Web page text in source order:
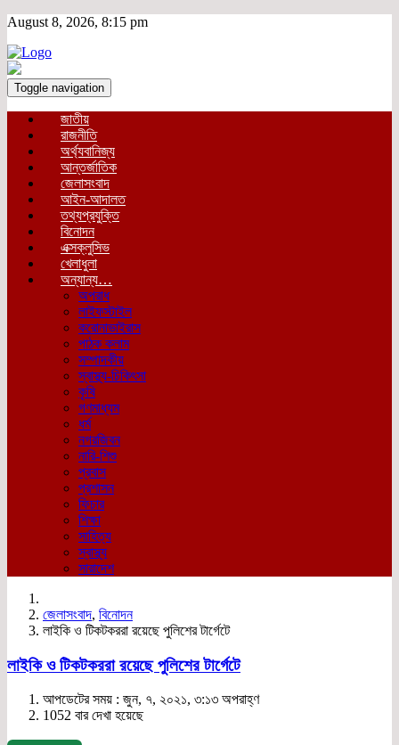
August 8, 2026, 8:15 pm
Toggle navigation
জাতীয়
রাজনীতি
অর্থ্যবানিজ্য
আন্তর্জাতিক
জেলাসংবাদ
আইন-আদালত
তথ্যপ্রযুক্তি
বিনোদন
এক্সক্লুসিভ
খেলাধুলা
অন্যান্য…
অপরাধ
লাইফস্টাইল
করোনাভাইরাস
পাঠক কলাম
সম্পাদকীয়
স্বাস্থ্য-চিকিৎসা
কৃষি
গণমাধ্যম
ধর্ম
নগরজিবন
নারি-শিশু
প্রবাস
প্রশাসন
ফিচার
শিক্ষা
সাহিত্য
স্বাস্থ্য
সারাদেশ
জেলাসংবাদ, বিনোদন
লাইকি ও টিকটকররা রয়েছে পুলিশের টার্গেটে
লাইকি ও টিকটকররা রয়েছে পুলিশের টার্গেটে
আপডেটের সময় : জুন, ৭, ২০২১, ৩:১৩ অপরাহ্ণ
1052 বার দেখা হয়েছে